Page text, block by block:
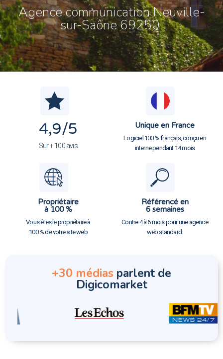
Agence communication Neuville-
sur-Saône 69250
4,9/5
Sur + 100 avis
Unique en France
Logiciel 100 % français, conçu en
interne pendant 14 mois
Propriétaire
à 100 %
Vous êtes le propriétaire à
100 % de votre site web
Référencé en
6 semaines
Contre 4 à 6 mois pour une agence
web standard.
+30 médias parlent de
Digicomarket